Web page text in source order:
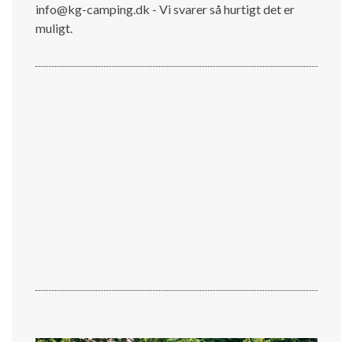
info@kg-camping.dk - Vi svarer så hurtigt det er
muligt.